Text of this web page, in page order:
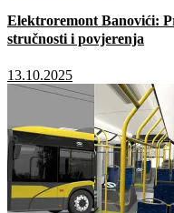
Elektroremont Banovići:
stručnosti i povjerenja
13.10.2025